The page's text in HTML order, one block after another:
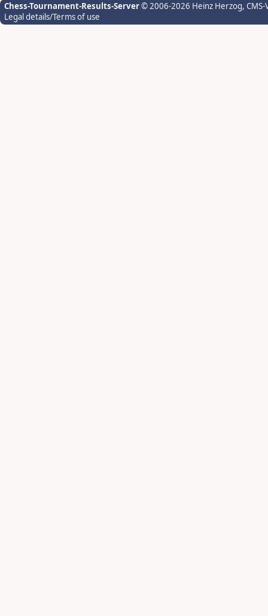
Chess-Tournament-Results-Server© 2006-2026 Heinz Herzog,
Legal details/Terms of use